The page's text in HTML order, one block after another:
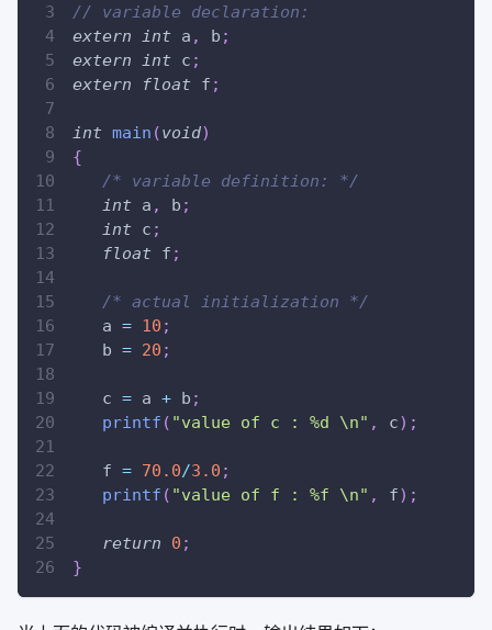
// variable declaration:
extern int a , b ;
extern int c ;
extern
float f ;
int main (void)
{
/* variable definition: */
int a , b ;
int c ;
float f ;
/* actual initialization */
   a
= 10 ;
   b
= 20 ;
   c
= a + b ;
printf ( "value of c : %d \n" , c) ;
   f
= 70.0/3.0 ;
printf ( "value of f : %f \n" , f) ;
return 0 ;
}